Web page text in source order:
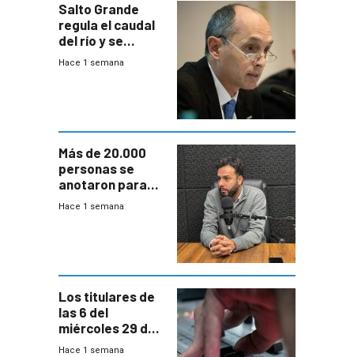
Salto Grande
regula el caudal
del río y se
prepara para un
Hace 1 semana
Más de 20.000
personas se
anotaron para
las pruebas
Hace 1 semana
Los titulares de
las 6 del
miércoles 29 de
julio de 2026
Hace 1 semana